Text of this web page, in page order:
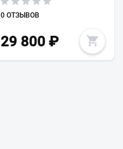
0 ОТЗЫВОВ
29 800₽